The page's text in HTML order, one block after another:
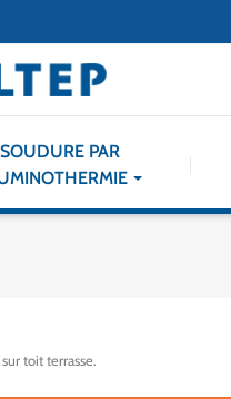
SOUDURE PAR
toit terrasse.